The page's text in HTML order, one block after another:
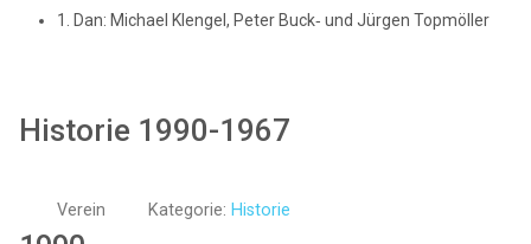
1. Dan: Michael Klengel, Peter Buck‑ und Jürgen Topmöller
Historie 1990-1967
Verein Kategorie:Historie